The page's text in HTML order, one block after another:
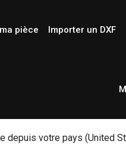
pièce Importer un DXF
depuis votre pays (United